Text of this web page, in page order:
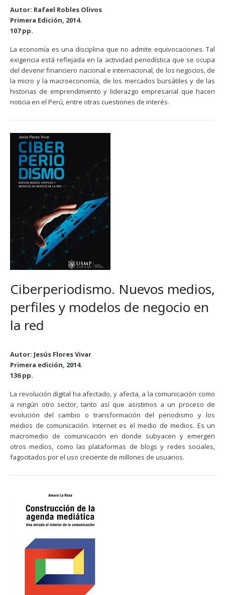
Autor: Rafael Robles Olivos
Primera Edición, 2014.
107 pp.
La economía es una disciplina que no admite equivocaciones. Tal
exigencia está reflejada en la actividad periodística que se ocupa
del devenir financiero nacional e internacional, de los negocios, de
la micro y la macroeconomía, de los mercados bursátiles y de las
historias de emprendimiento y liderazgo empresarial que hacen
noticia en el Perú, entre otras cuestiones de interés.
Ciberperiodismo. Nuevos medios,
perfiles y modelos de negocio en
la red
Autor: Jesús Flores Vivar
Primera edición, 2014.
136 pp.
La revolución digital ha afectado, y afecta, a la comunicación como
a ningún otro sector, tanto así que asistimos a un proceso de
evolución del cambio o transformación del periodismo y los
medios de comunicación. Internet es el medio de medios. Es un
macromedio de comunicación en donde subyacen y emergen
otros medios, como las plataformas de blogs y redes sociales,
fagocitados por el uso creciente de millones de usuarios.